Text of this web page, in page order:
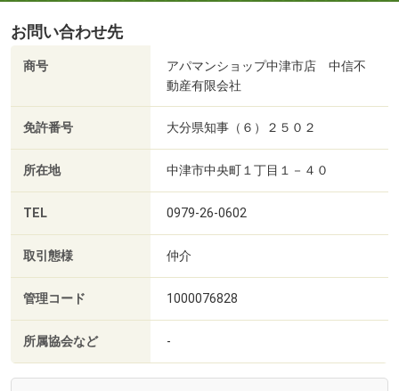
お問い合わせ先
商号
アパマンショップ中津市店 中信不
動産有限会社
免許番号 大分県知事（６）２５０２
所在地 中津市中央町１丁目１－４０
TEL 0979-26-0602
取引態様 仲介
管理コード 1000076828
所属協会など -